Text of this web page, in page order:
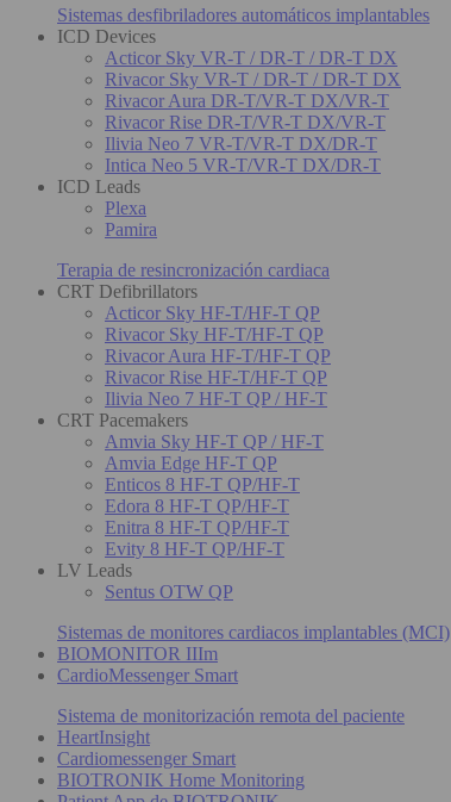
Sistemas desfibriladores automáticos implantables
ICD Devices
Acticor Sky VR-T / DR-T / DR-T DX
Rivacor Sky VR-T / DR-T / DR-T DX
Rivacor Aura DR-T/VR-T DX/VR-T
Rivacor Rise DR-T/VR-T DX/VR-T
Ilivia Neo 7 VR-T/VR-T DX/DR-T
Intica Neo 5 VR-T/VR-T DX/DR-T
ICD Leads
Plexa
Pamira
Terapia de resincronización cardiaca
CRT Defibrillators
Acticor Sky HF-T/HF-T QP
Rivacor Sky HF-T/HF-T QP
Rivacor Aura HF-T/HF-T QP
Rivacor Rise HF-T/HF-T QP
Ilivia Neo 7 HF-T QP / HF-T
CRT Pacemakers
Amvia Sky HF-T QP / HF-T
Amvia Edge HF-T QP
Enticos 8 HF-T QP/HF-T
Edora 8 HF-T QP/HF-T
Enitra 8 HF-T QP/HF-T
Evity 8 HF-T QP/HF-T
LV Leads
Sentus OTW QP
Sistemas de monitores cardiacos implantables (MCI)
BIOMONITOR IIIm
CardioMessenger Smart
Sistema de monitorización remota del paciente
HeartInsight
Cardiomessenger Smart
BIOTRONIK Home Monitoring